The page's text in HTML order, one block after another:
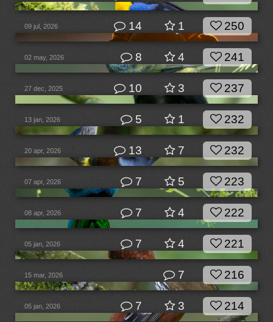
09 jul, 2026 14 1 250
02 may, 2026 8 4 241
27 dec, 2025 10 3 237
13 jan, 2026 5 1 232
20 apr, 2026 13 7 232
07 apr, 2026 7 5 223
08 apr, 2026 7 4 222
05 jan, 2026 7 4 221
15 mar, 2026 7 216
05 jan, 2026 7 3 214